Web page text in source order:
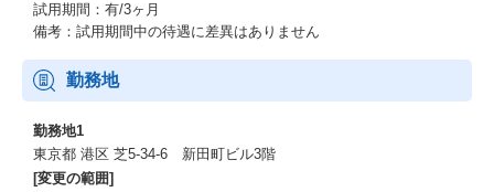
試用期間：有/3ヶ月
備考：試用期間中の待遇に差異はありません
勤務地
勤務地1
東京都 港区 芝5-34-6 新田町ビル3階
[変更の範囲]